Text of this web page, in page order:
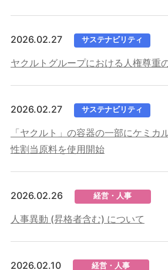
2026.02.27 サステナビリティ
ヤクルトグループにおける人権尊重
2026.02.27 サステナビリティ
「ヤクルト」の容器の一部にケミカ
性割当原料を使用開始
2026.02.26 経営・人事
人事異動 (昇格者含む) について
2026.02.10 経営・人事